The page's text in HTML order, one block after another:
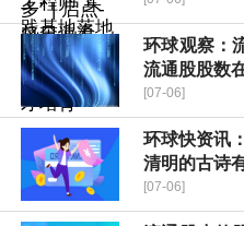
环球观察：
流通股股数
[07-06]
环球快资讯
清明的古诗
[07-06]